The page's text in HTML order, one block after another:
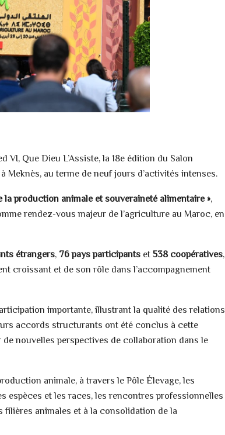
Que Dieu L’Assiste, la 18e édition du Salon
Meknès, au terme de neuf jours d’activités intenses.
la production animale et souveraineté alimentaire »,
rendez-vous majeur de l’agriculture au Maroc, en
étrangers, 76 pays participants et538 coopératives,
croissant et de son rôle dans l’accompagnement
importante, illustrant la qualité des relations
accords structurants ont été conclus à cette
nouvelles perspectives de collaboration dans le
animale, à travers le Pôle Élevage, les
espèces et les races, les rencontres professionnelles
animales et à la consolidation de la